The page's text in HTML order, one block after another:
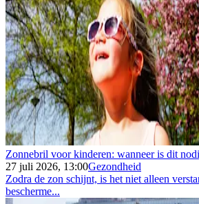
Zonnebril voor kinderen: wanneer is dit
27 juli 2026, 13:00Gezondheid
Zodra de zon schijnt, is het niet alleen
bescherme...